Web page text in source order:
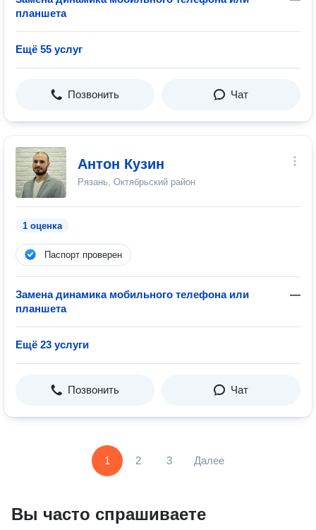
планшета
Ещё 55 услуг
Позвонить Чат
Антон Кузин
Рязань, Октябрьский район
1 оценка
Паспорт проверен
Замена динамика мобильного телефона или
планшета
—
Ещё 23 услуги
Позвонить Чат
1 2 3 Далее
Вы часто спрашиваете